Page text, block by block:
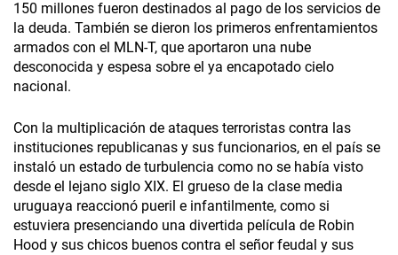
150 millones fueron destinados al pago de los servicios de
la deuda. También se dieron los primeros enfrentamientos
armados con el MLN-T, que aportaron una nube
desconocida y espesa sobre el ya encapotado cielo
nacional.
Con la multiplicación de ataques terroristas contra las
instituciones republicanas y sus funcionarios, en el país se
instaló un estado de turbulencia como no se había visto
desde el lejano siglo XIX. El grueso de la clase media
uruguaya reaccionó pueril e infantilmente, como si
estuviera presenciando una divertida película de Robin
Hood y sus chicos buenos contra el señor feudal y sus